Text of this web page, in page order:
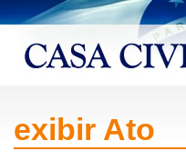
exibir Ato